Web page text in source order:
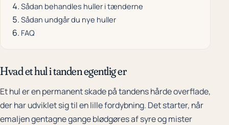
Sådan behandles huller i tænderne
Sådan undgår du nye huller
FAQ
Hvad et hul i tanden egentlig er
Et hul er en permanent skade på tandens hårde overflade,
der har udviklet sig til en lille fordybning. Det starter, når
emaljen gentagne gange blødgøres af syre og mister